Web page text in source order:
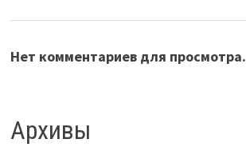
Нет комментариев для просмотра.
Архивы